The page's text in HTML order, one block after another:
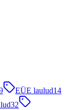
EÜE laulud14
32